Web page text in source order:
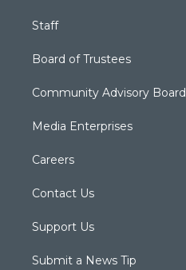
Staff
Board of Trustees
Community Advisory Board
Media Enterprises
Careers
Contact Us
Support Us
Submit a News Tip